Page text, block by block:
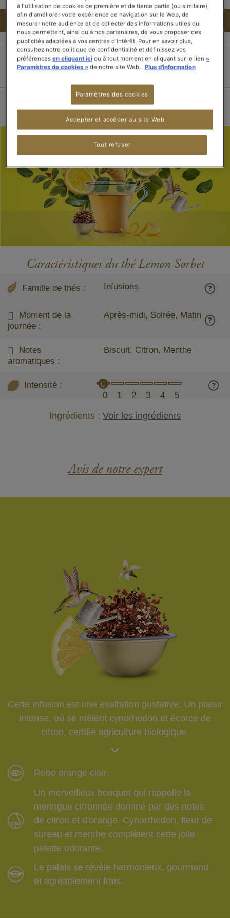
AJOUTER AU PANIER
Paiement 100%
Livraison dans les 3
Livraison offerte dès
Caractéristiques du thé Lemon Sorbet
Famille de thés : Infusions
Moment de la
journée :
Après-midi, Soirée, Matin
Notes
aromatiques :
Biscuit, Citron, Menthe
Intensité :
0
1 2 3 4 5
Ingrédients : Voir les ingrédients
Avis de notre expert
Cette infusion est une exaltation gustative. Un plaisir
intense, où se mêlent cynorhodon et écorce de
citron, certifié agriculture biologique.
Robe orange clair.
Un merveilleux bouquet qui rappelle la
meringue citronnée dominé par des notes
de citron et d'orange. Cynorrhodon, fleur de
sureau et menthe complètent cette jolie
palette odorante.
Le palais se révèle harmonieux, gourmand
et agréablement frais.
à l'utilisation de cookies de première et de tierce partie (ou similaire)
afin d'améliorer votre expérience de navigation sur le Web, de
mesurer notre audience et de collecter des informations utiles qui
nous permettent, ainsi qu'à nos partenaires, de vous proposer des
publicités adaptées à vos centres d'intérêt. Pour en savoir plus,
consultez notre politique de confidentialité et définissez vos
préférencesen cliquant ici ou à tout moment en cliquant sur le lien«
Paramètres de cookies » de notre site Web. Plus d'information
Paramètres des cookies
Tout refuser
Accepter et accéder au site Web